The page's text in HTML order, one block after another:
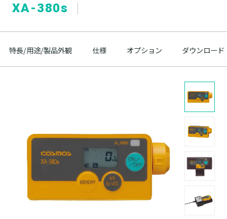
XA-380s
特長/用途/製品外観 仕様 オプション ダウンロード